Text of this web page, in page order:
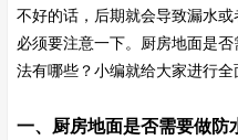
不好的话，后期就会导致漏水
必须要注意一下。厨房地面是
法有哪些？小编就给大家进行全
一、厨房地面是否需要做防